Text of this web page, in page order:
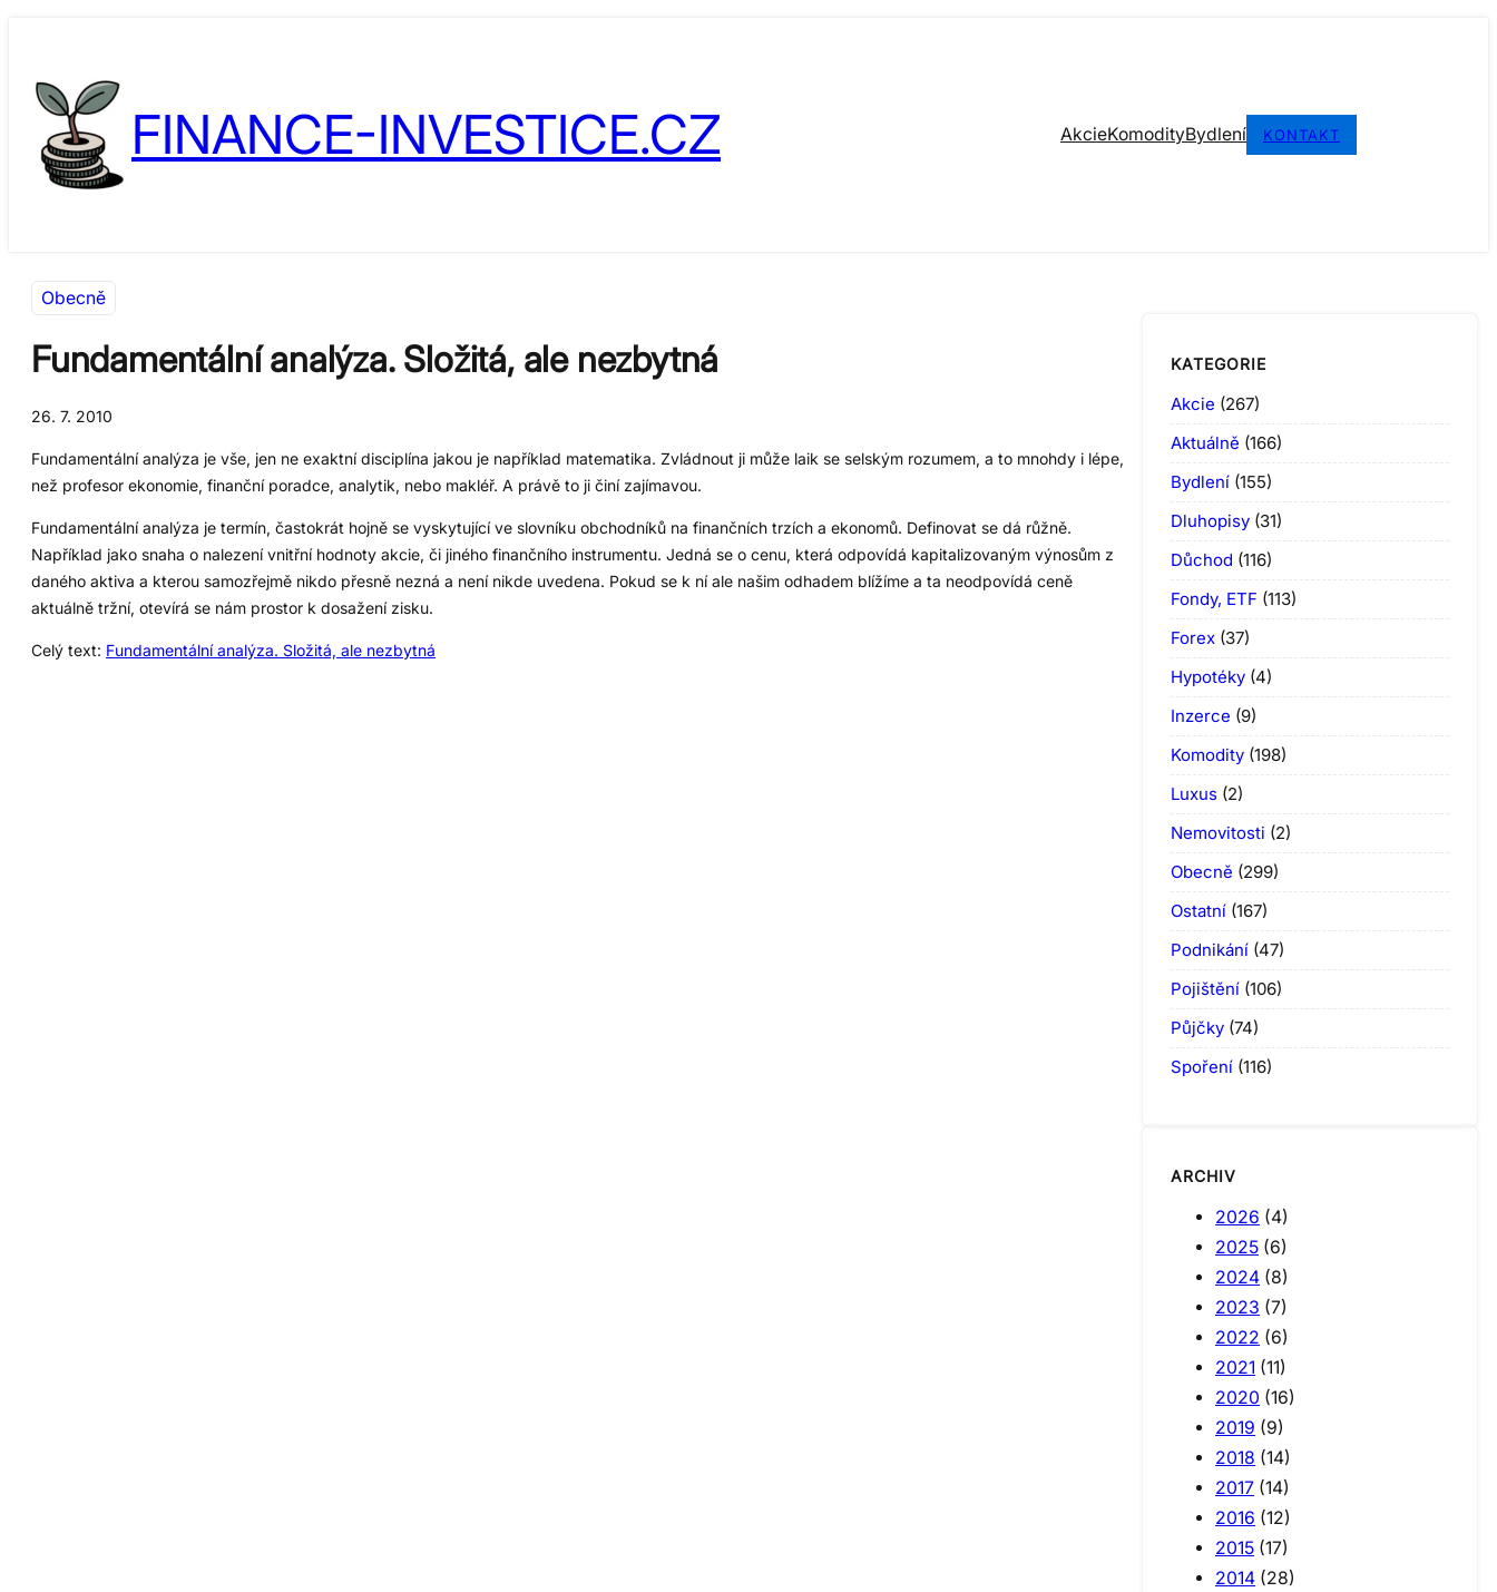
obsah
content
FINANCE-INVESTICE.CZ AkcieKomodityBydlení KONTAKT
Obecně
Fundamentální analýza. Složitá, ale nezbytná
26. 7. 2010
Fundamentální analýza je vše, jen ne exaktní disciplína jakou je například matematika. Zvládnout ji může laik se selským rozumem, a to mnohdy i lépe,
než profesor ekonomie, finanční poradce, analytik, nebo makléř. A právě to ji činí zajímavou.
Fundamentální analýza je termín, častokrát hojně se vyskytující ve slovníku obchodníků na finančních trzích a ekonomů. Definovat se dá růžně.
Například jako snaha o nalezení vnitřní hodnoty akcie, či jiného finančního instrumentu. Jedná se o cenu, která odpovídá kapitalizovaným výnosům z
daného aktiva a kterou samozřejmě nikdo přesně nezná a není nikde uvedena. Pokud se k ní ale našim odhadem blížíme a ta neodpovídá ceně
aktuálně tržní, otevírá se nám prostor k dosažení zisku.
Celý text: Fundamentální analýza. Složitá, ale nezbytná
KATEGORIE
Akcie (267)
Aktuálně (166)
Bydlení (155)
Dluhopisy (31)
Důchod (116)
Fondy, ETF (113)
Forex (37)
Hypotéky (4)
Inzerce (9)
Komodity (198)
Luxus (2)
Nemovitosti (2)
Obecně (299)
Ostatní (167)
Podnikání (47)
Pojištění (106)
Půjčky (74)
Spoření (116)
ARCHIV
2026 (4)
2025 (6)
2024 (8)
2023 (7)
2022 (6)
2021 (11)
2020 (16)
2019 (9)
2018 (14)
2017 (14)
2016 (12)
2015 (17)
2014 (28)